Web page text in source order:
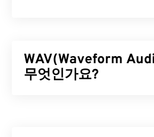
WAV(Waveform
무엇인가요?